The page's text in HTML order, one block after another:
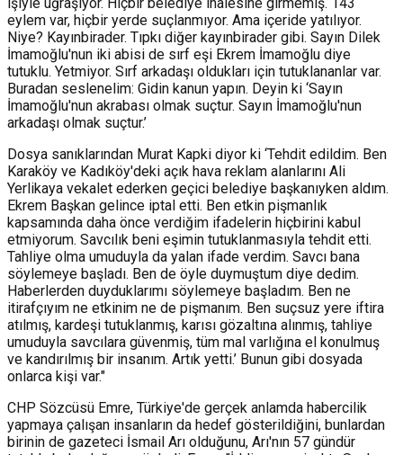
eylem var, hiçbir yerde suçlanmıyor. Ama içeride yatılıyor.
Niye? Kayınbirader. Tıpkı diğer kayınbirader gibi. Sayın Dilek
İmamoğlu'nun iki abisi de sırf eşi Ekrem İmamoğlu diye
tutuklu. Yetmiyor. Sırf arkadaşı oldukları için tutuklananlar var.
Buradan seslenelim: Gidin kanun yapın. Deyin ki ‘Sayın
İmamoğlu'nun akrabası olmak suçtur. Sayın İmamoğlu'nun
arkadaşı olmak suçtur.’
Dosya sanıklarından Murat Kapki diyor ki ‘Tehdit edildim. Ben
Karaköy ve Kadıköy'deki açık hava reklam alanlarını Ali
Yerlikaya vekalet ederken geçici belediye başkanıyken aldım.
Ekrem Başkan gelince iptal etti. Ben etkin pişmanlık
kapsamında daha önce verdiğim ifadelerin hiçbirini kabul
etmiyorum. Savcılık beni eşimin tutuklanmasıyla tehdit etti.
Tahliye olma umuduyla da yalan ifade verdim. Savcı bana
söylemeye başladı. Ben de öyle duymuştum diye dedim.
Haberlerden duyduklarımı söylemeye başladım. Ben ne
itirafçıyım ne etkinim ne de pişmanım. Ben suçsuz yere iftira
atılmış, kardeşi tutuklanmış, karısı gözaltına alınmış, tahliye
umuduyla savcılara güvenmiş, tüm mal varlığına el konulmuş
ve kandırılmış bir insanım. Artık yetti.’ Bunun gibi dosyada
onlarca kişi var."
CHP Sözcüsü Emre, Türkiye'de gerçek anlamda habercilik
yapmaya çalışan insanların da hedef gösterildiğini, bunlardan
birinin de gazeteci İsmail Arı olduğunu, Arı'nın 57 gündür